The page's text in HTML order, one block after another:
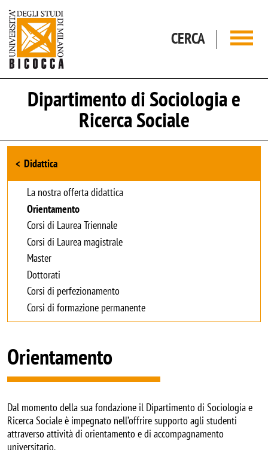
CERCA
Dipartimento di Sociologia e
Ricerca Sociale
Browse the section
Didattica
La nostra offerta didattica
Orientamento
Corsi di Laurea Triennale
Corsi di Laurea magistrale
Master
Dottorati
Corsi di perfezionamento
Corsi di formazione permanente
Orientamento
Dal momento della sua fondazione il Dipartimento di Sociologia e
Ricerca Sociale è impegnato nell’offrire supporto agli studenti
attraverso attività di orientamento e di accompagnamento
universitario.